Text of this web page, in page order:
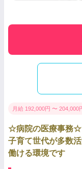
月給 192,000円 〜 204,000
☆病院の医療事務☆
子育て世代が多数
働ける環境です